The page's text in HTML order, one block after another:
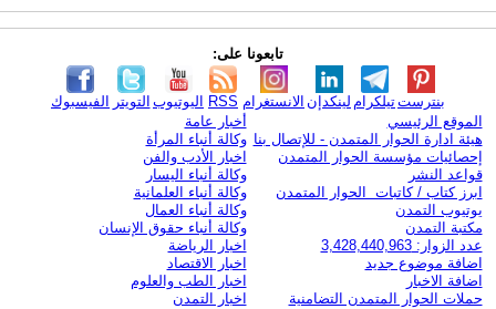
تابعونا على:
الفيسبوك التويتر اليوتيوب RSS الانستغرام لينكدإن تيلكرامبنترست
الموقع الرئيسي
هيئة ادارة الحوار المتمدن - للإتصال بنا
إحصائيات مؤسسة الحوار المتمدن
قواعد النشر
ابرز كتاب / كاتبات الحوار المتمدن
يوتيوب التمدن
مكتبة التمدن
عدد الزوار: 3,428,440,963
اضافة موضوع جديد
اضافة الاخبار
حملات الحوار المتمدن التضامنية
أخبار عامة
وكالة أنباء المرأة
اخبار الأدب والفن
وكالة أنباء اليسار
وكالة أنباء العلمانية
وكالة أنباء العمال
وكالة أنباء حقوق الإنسان
اخبار الرياضة
اخبار الاقتصاد
اخبار الطب والعلوم
اخبار التمدن